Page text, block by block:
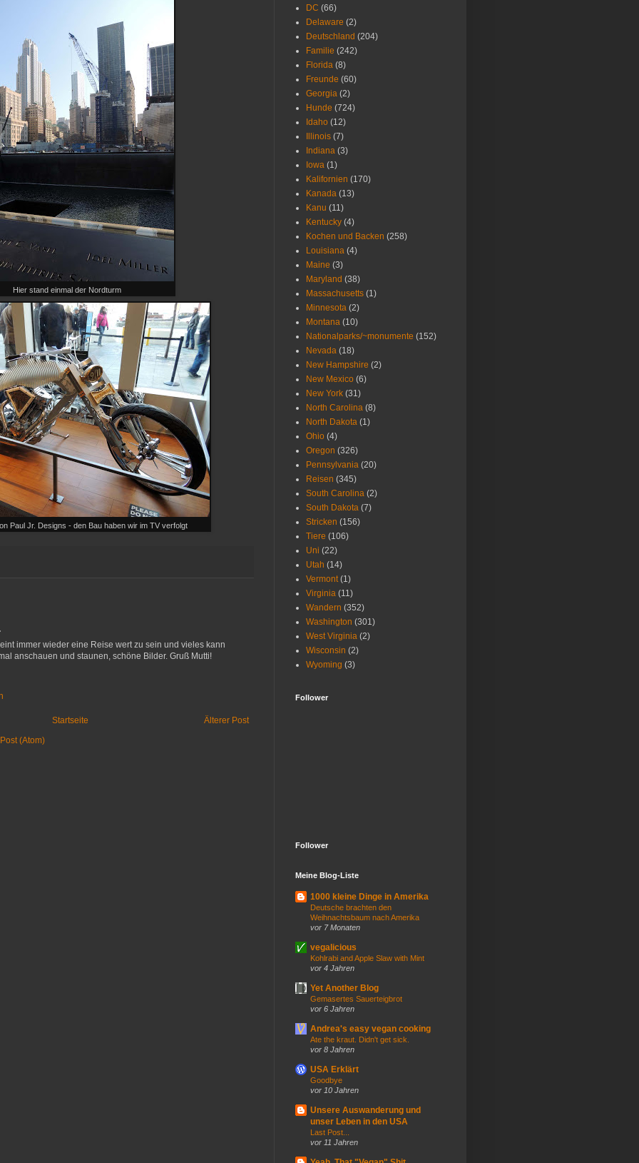
Hier stand einmal der Nordturm
Paul Jr. Designs - den Bau haben wir im TV verfolgt
immer wieder eine Reise wert zu sein und vieles kann
anschauen und staunen, schöne Bilder. Gruß Mutti!
Älterer Post
Startseite
(Atom)
DC (66)
Delaware (2)
Deutschland (204)
Familie (242)
Florida (8)
Freunde (60)
Georgia (2)
Hunde (724)
Idaho (12)
Illinois (7)
Indiana (3)
Iowa (1)
Kalifornien (170)
Kanada (13)
Kanu (11)
Kentucky (4)
Kochen und Backen (258)
Louisiana (4)
Maine (3)
Maryland (38)
Massachusetts (1)
Minnesota (2)
Montana (10)
Nationalparks/~monumente (152)
Nevada (18)
New Hampshire (2)
New Mexico (6)
New York (31)
North Carolina (8)
North Dakota (1)
Ohio (4)
Oregon (326)
Pennsylvania (20)
Reisen (345)
South Carolina (2)
South Dakota (7)
Stricken (156)
Tiere (106)
Uni (22)
Utah (14)
Vermont (1)
Virginia (11)
Wandern (352)
Washington (301)
West Virginia (2)
Wisconsin (2)
Wyoming (3)
Follower
Follower
Meine Blog-Liste
1000 kleine Dinge in Amerika
Deutsche brachten den
Weihnachtsbaum nach Amerika
vor 7 Monaten
vegalicious
Kohlrabi and Apple Slaw with Mint
vor 4 Jahren
Yet Another Blog
Gemasertes Sauerteigbrot
vor 6 Jahren
Andrea's easy vegan cooking
Ate the kraut. Didn't get sick.
vor 8 Jahren
USA Erklärt
Goodbye
vor 10 Jahren
Unsere Auswanderung und
unser Leben in den USA
Last Post...
vor 11 Jahren